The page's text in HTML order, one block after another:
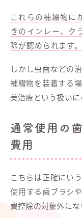
これらの補綴物に
きのインレー、ク
除が認められます。
しかし虫歯などの
補綴物を装着する
美治療という扱いに
通常使用の
費用
こちらは正確にい
使用する歯ブラシ
費控除の対象外にな